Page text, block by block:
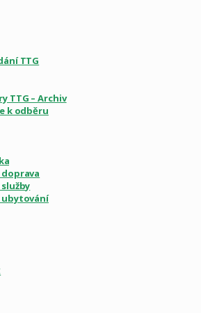
TTG
TTG – Archiv
k odběru